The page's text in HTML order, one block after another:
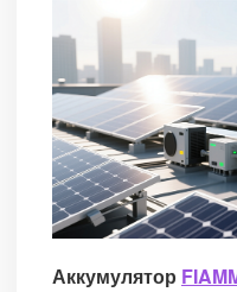
Аккумулятор